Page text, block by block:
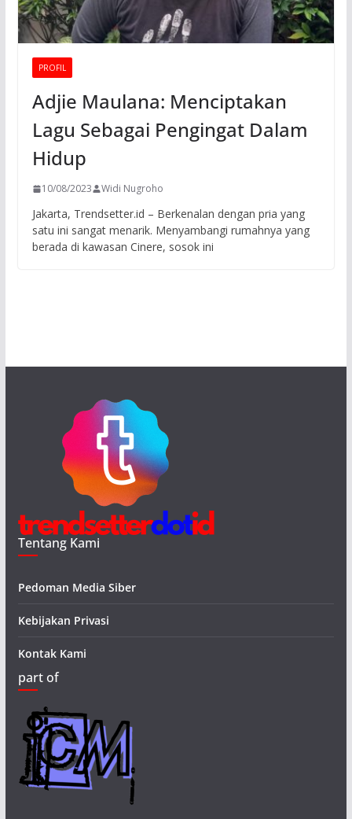
PROFIL
Adjie Maulana: Menciptakan
Lagu Sebagai Pengingat Dalam
Hidup
10/08/2023 Widi Nugroho
Jakarta, Trendsetter.id – Berkenalan dengan pria yang
satu ini sangat menarik. Menyambangi rumahnya yang
berada di kawasan Cinere, sosok ini
Tentang Kami
Pedoman Media Siber
Kebijakan Privasi
Kontak Kami
part of